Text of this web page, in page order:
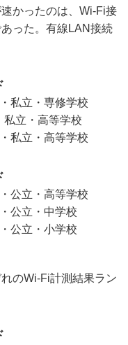
かったのは、Wi-Fi接
った。有線LAN接続
私立・専修学校
立・高等学校
私立・高等学校
公立・高等学校
公立・中学校
公立・小学校
のWi-Fi計測結果ラン